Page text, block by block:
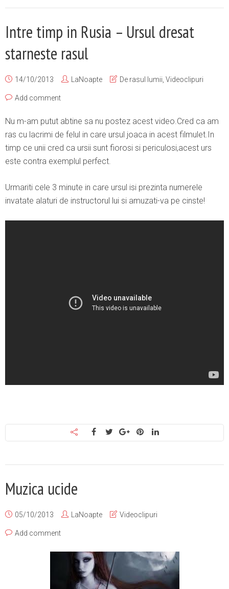
Intre timp in Rusia – Ursul dresat
starneste rasul
14/10/2013 LaNoapte De rasul lumii Videoclipuri
Add comment
Nu m-am putut abtine sa nu postez acest video.Cred ca am
ras cu lacrimi de felul in care ursul joaca in acest filmulet.In
timp ce unii cred ca ursii sunt fiorosi si periculosi,acest urs
este contra exemplul perfect.
Urmariti cele 3 minute in care ursul isi prezinta numerele
invatate alaturi de instructorul lui si amuzati-va pe cinste!
Muzica ucide
05/10/2013 LaNoapte Videoclipuri
Add comment